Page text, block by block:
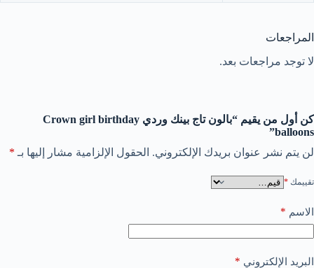
المراجعات
لا توجد مراجعات بعد.
كن أول من يقيم “بالون تاج بينك وردي Crown girl birthday
balloons”
لن يتم نشر عنوان بريدك الإلكتروني. الحقول الإلزامية مشار إليها بـ *
تقييمك *
الاسم *
البريد الإلكتروني *